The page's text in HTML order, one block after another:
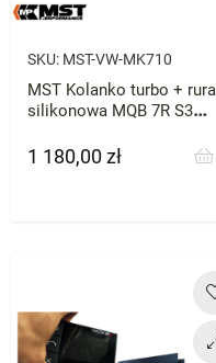
SKU: MST-VW-MK710
MST Kolanko turbo + rura
silikonowa MQB 7R S3
Cena
1 180,00 zł